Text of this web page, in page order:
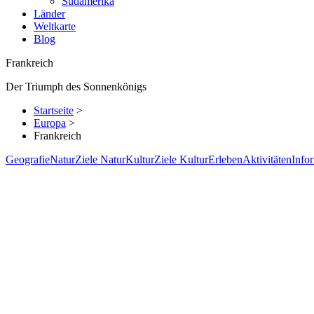
Länder
Weltkarte
Blog
Frankreich
Der Triumph des Sonnenkönigs
Startseite >
Europa >
Frankreich
GeografieNaturZiele NaturKulturZiele KulturErlebenAktivitäten